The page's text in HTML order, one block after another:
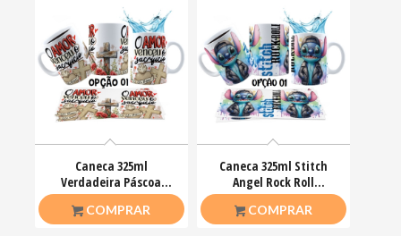
Caneca 325ml
Verdadeira Páscoa
Jesus Cristo O amor
venceu
COMPRAR
Caneca 325ml Stitch
Angel Rock Roll
Motoclub Motoqueiro
COMPRAR